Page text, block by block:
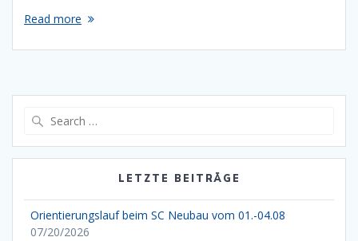
Read more
LETZTE BEITRÄGE
Orientierungslauf beim SC Neubau vom 01.-04.08
07/20/2026